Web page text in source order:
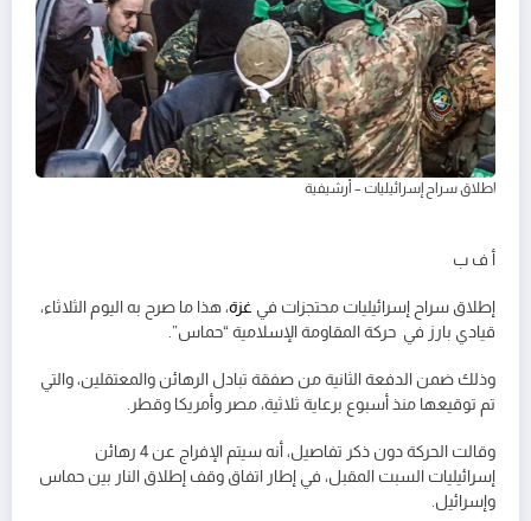
إطلاق سراح إسرائيليات – أرشيفية
أ ف ب
إطلاق سراح إسرائيليات محتجزات في غزة، هذا ما صرح به اليوم الثلاثاء،
قيادي بارز في حركة المقاومة الإسلامية “حماس”.
وذلك ضمن الدفعة الثانية من صفقة تبادل الرهائن والمعتقلين، والتي
تم توقيعها منذ أسبوع برعاية ثلاثية، مصر وأمريكا وقطر.
وقالت الحركة دون ذكر تفاصيل، أنه سيتم الإفراج عن 4 رهائن
إسرائيليات السبت المقبل، في إطار اتفاق وقف إطلاق النار بين حماس
وإسرائيل.